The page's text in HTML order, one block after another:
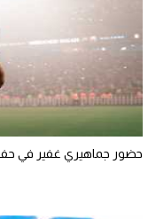
أقسام خاصة
Gamers
ميركاتو
تحقيق في الجول
حضور جماهيري غفير في